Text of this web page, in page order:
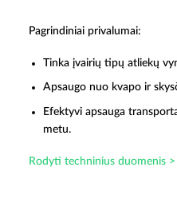
Pagrindiniai privalumai:
Tinka įvairių tipų atliekų
Apsaugo nuo kvapo ir
Efektyvi apsauga
metu.
Rodyti techninius duomenis >